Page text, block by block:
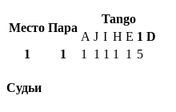
Место Пара
Tango
A J I H E 1 D
1
1 1 1 1 1 1 5
Судьи